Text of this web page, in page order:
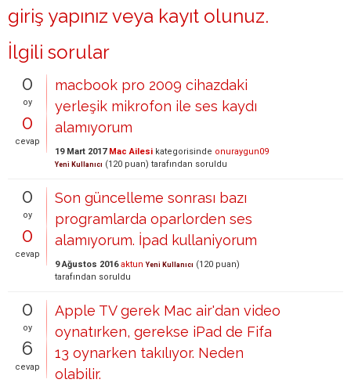
giriş yapınız veya kayıt olunuz.
İlgili sorular
0
oy
0
cevap
macbook pro 2009 cihazdaki
yerleşik mikrofon ile ses kaydı
alamıyorum
19 Mart 2017 Mac Ailesi kategorisinde onuraygun09
Yeni Kullanıcı (120 puan) tarafından soruldu
0
oy
0
cevap
Son güncelleme sonrası bazı
programlarda oparlorden ses
alamıyorum. İpad kullaniyorum
9 Ağustos 2016 aktun Yeni Kullanıcı (120 puan)
tarafından soruldu
0
oy
6
cevap
Apple TV gerek Mac air'dan video
oynatırken, gerekse iPad de Fifa
13 oynarken takılıyor. Neden
olabilir.